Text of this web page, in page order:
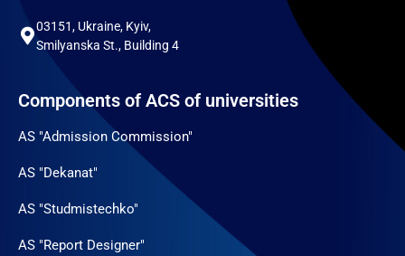
03151, Ukraine, Kyiv,
Smilyanska St., Building 4
Components of ACS of universities
AS "Admission Commission"
AS "Dekanat"
AS "Studmistechko"
AS "Report Designer"